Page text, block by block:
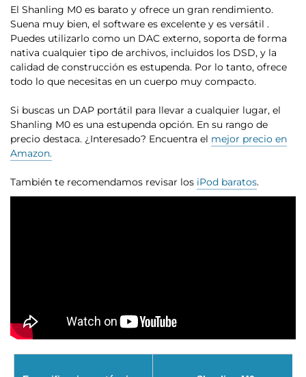
El Shanling M0 es barato y ofrece un gran rendimiento.
Suena muy bien, el software es excelente y es versátil .
Puedes utilizarlo como un DAC externo, soporta de forma
nativa cualquier tipo de archivos, incluidos los DSD, y la
calidad de construcción es estupenda. Por lo tanto, ofrece
todo lo que necesitas en un cuerpo muy compacto.
Si buscas un DAP portátil para llevar a cualquier lugar, el
Shanling M0 es una estupenda opción. En su rango de
precio destaca. ¿Interesado? Encuentra el mejor precio en
Amazon.
También te recomendamos revisar los iPod baratos.